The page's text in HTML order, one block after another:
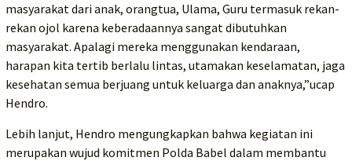
masyarakat dari anak, orangtua, Ulama, Guru termasuk rekan-
rekan ojol karena keberadaannya sangat dibutuhkan
masyarakat. Apalagi mereka menggunakan kendaraan,
harapan kita tertib berlalu lintas, utamakan keselamatan, jaga
kesehatan semua berjuang untuk keluarga dan anaknya,”ucap
Hendro.
Lebih lanjut, Hendro mengungkapkan bahwa kegiatan ini
merupakan wujud komitmen Polda Babel dalam membantu